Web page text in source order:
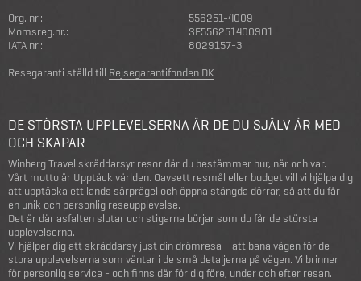
Org. nr.:
556251-4009
Momsreg.nr.:
SE556251400901
IATA nr.:
8029157-3
Resegaranti ställd till Rejsegarantifonden DK
DE STÖRSTA UPPLEVELSERNA ÄR DE DU SJÄLV ÄR MED
OCH SKAPAR
Winberg Travel skräddarsyr resor där du bestämmer hur, när och var.
Vårt motto är Upptäck världen. Oavsett resmål eller budget vill vi hjälpa dig
att upptäcka ett lands särprägel och öppna stängda dörrar, så att du får
en unik och personlig reseupplevelse.
Det är där asfalten slutar och stigarna börjar som du får de största
upplevelserna.
Vi hjälper dig att skräddarsy just din drömresa – att bana vägen för de
stora upplevelserna som väntar i de små detaljerna på vägen. Vi brinner
för personlig service - och finns där för dig före, under och efter resan.